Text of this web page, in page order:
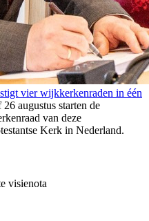
vier wijkkerkenraden in één
augustus starten de
van deze
Kerk in Nederland.
visienota